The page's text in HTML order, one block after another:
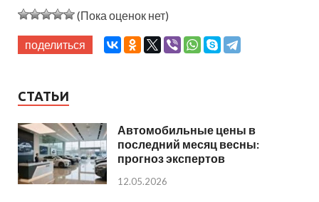
(Пока оценок нет)
поделиться
СТАТЬИ
Автомобильные цены в
последний месяц весны:
прогноз экспертов
12.05.2026